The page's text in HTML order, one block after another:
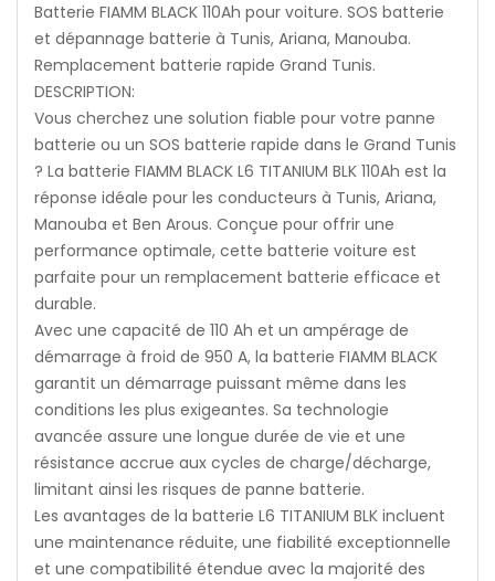
Batterie FIAMM BLACK 110Ah pour voiture. SOS batterie
et dépannage batterie à Tunis, Ariana, Manouba.
Remplacement batterie rapide Grand Tunis.
DESCRIPTION:
Vous cherchez une solution fiable pour votre panne
batterie ou un SOS batterie rapide dans le Grand Tunis
? La batterie FIAMM BLACK L6 TITANIUM BLK 110Ah est la
réponse idéale pour les conducteurs à Tunis, Ariana,
Manouba et Ben Arous. Conçue pour offrir une
performance optimale, cette batterie voiture est
parfaite pour un remplacement batterie efficace et
durable.
Avec une capacité de 110 Ah et un ampérage de
démarrage à froid de 950 A, la batterie FIAMM BLACK
garantit un démarrage puissant même dans les
conditions les plus exigeantes. Sa technologie
avancée assure une longue durée de vie et une
résistance accrue aux cycles de charge/décharge,
limitant ainsi les risques de panne batterie.
Les avantages de la batterie L6 TITANIUM BLK incluent
une maintenance réduite, une fiabilité exceptionnelle
et une compatibilité étendue avec la majorité des